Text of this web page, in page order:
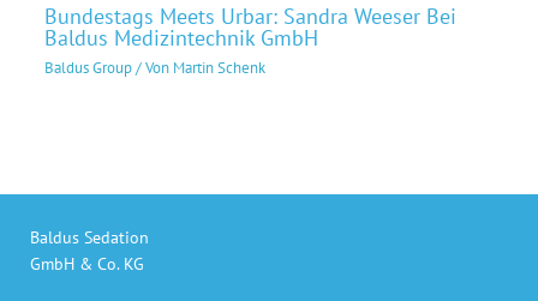
Bundestags Meets Urbar: Sandra Weeser Bei
Baldus Medizintechnik GmbH
Baldus Group/ Von Martin Schenk
Baldus Sedation
GmbH & Co. KG